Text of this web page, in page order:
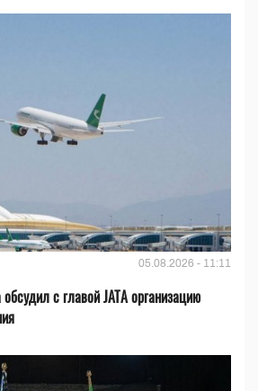
05.08.2026 - 11:11
с главой JATA организацию